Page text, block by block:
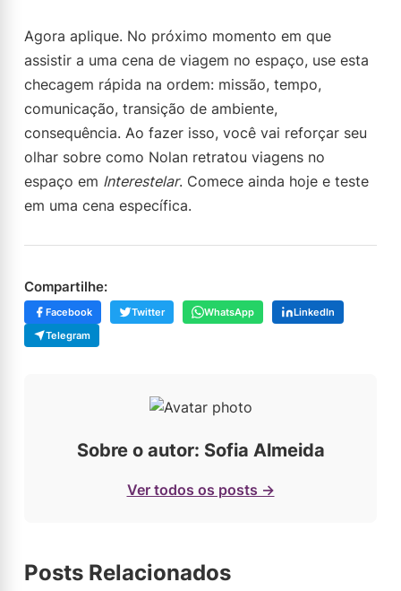
Agora aplique. No próximo momento em que
assistir a uma cena de viagem no espaço, use esta
checagem rápida na ordem: missão, tempo,
comunicação, transição de ambiente,
consequência. Ao fazer isso, você vai reforçar seu
olhar sobre como Nolan retratou viagens no
espaço em Interestelar. Comece ainda hoje e teste
em uma cena específica.
Compartilhe:
Facebook Twitter WhatsApp
LinkedIn
Telegram
Sobre o autor: Sofia Almeida
Ver todos os posts →
Posts Relacionados